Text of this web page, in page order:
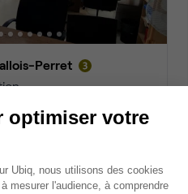
Perret
optimiser votre
du
Ubiq, nous utilisons des cookies
mesurer l'audience, à comprendre